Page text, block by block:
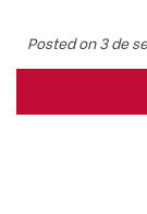
Posted on 3 de